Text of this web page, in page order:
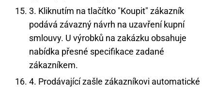
3. Kliknutím na tlačítko "Koupit" zákazník
podává závazný návrh na uzavření kupní
smlouvy. U výrobků na zakázku obsahuje
nabídka přesné specifikace zadané
zákazníkem.
4. Prodávající zašle zákazníkovi automatické